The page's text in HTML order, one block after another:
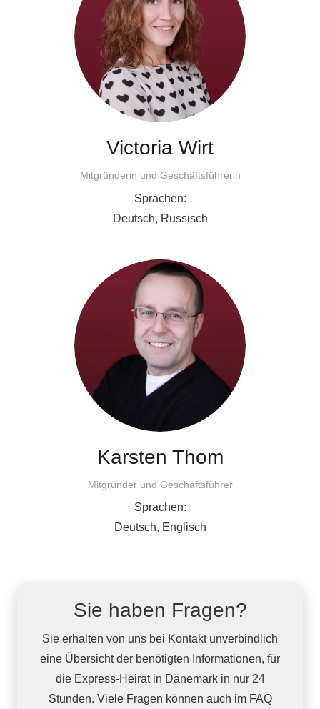
Victoria Wirt
Mitgründerin und Geschäftsführerin
Sprachen:
Deutsch, Russisch
Karsten Thom
Mitgründer und Geschäftsführer
Sprachen:
Deutsch, Englisch
Sie haben Fragen?
Sie erhalten von uns bei Kontakt unverbindlich
eine Übersicht der benötigten Informationen, für
die Express-Heirat in Dänemark in nur 24
Stunden. Viele Fragen können auch im FAQ